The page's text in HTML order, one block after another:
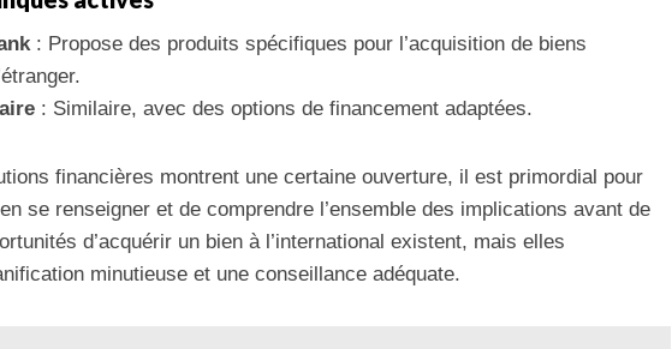
: Propose des produits spécifiques pour l’acquisition de biens
: Similaire, avec des options de financement adaptées.
financières montrent une certaine ouverture, il est primordial pour
se renseigner et de comprendre l’ensemble des implications avant de
d’acquérir un bien à l’international existent, mais elles
minutieuse et une conseillance adéquate.